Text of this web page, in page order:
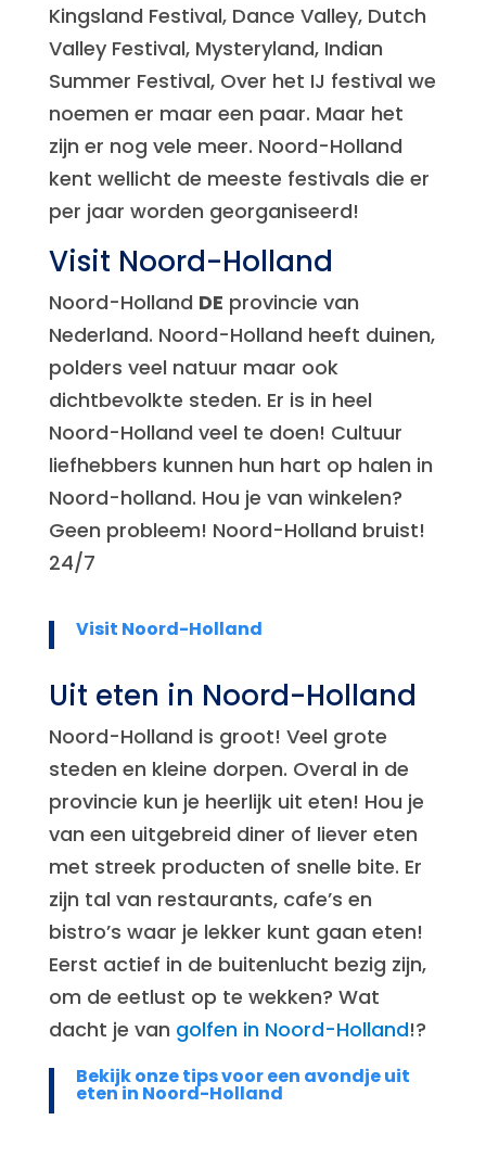
Kingsland Festival, Dance Valley, Dutch
Valley Festival, Mysteryland, Indian
Summer Festival, Over het IJ festival we
noemen er maar een paar. Maar het
zijn er nog vele meer. Noord-Holland
kent wellicht de meeste festivals die er
per jaar worden georganiseerd!
Visit Noord-Holland
Noord-Holland DE provincie van
Nederland. Noord-Holland heeft duinen,
polders veel natuur maar ook
dichtbevolkte steden. Er is in heel
Noord-Holland veel te doen! Cultuur
liefhebbers kunnen hun hart op halen in
Noord-holland. Hou je van winkelen?
Geen probleem! Noord-Holland bruist!
24/7
Visit Noord-Holland
Uit eten in Noord-Holland
Noord-Holland is groot! Veel grote
steden en kleine dorpen. Overal in de
provincie kun je heerlijk uit eten! Hou je
van een uitgebreid diner of liever eten
met streek producten of snelle bite. Er
zijn tal van restaurants, cafe’s en
bistro’s waar je lekker kunt gaan eten!
Eerst actief in de buitenlucht bezig zijn,
om de eetlust op te wekken? Wat
dacht je van golfen in Noord-Holland!?
Bekijk onze tips voor een avondje uit
eten in Noord-Holland